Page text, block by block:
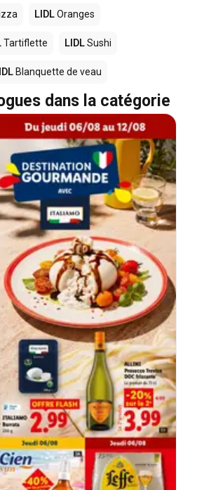
LIDLOranges
Tartiflette LIDLSushi
Blanquette de veau
dans la catégorie